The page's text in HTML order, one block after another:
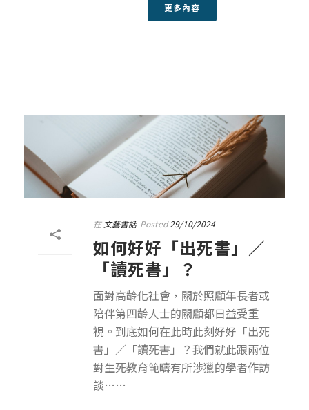
更多內容
在 文藝書話 Posted 29/10/2024
如何好好「出死書」／
「讀死書」？
面對高齡化社會，關於照顧年長者或
陪伴第四齡人士的關顧都日益受重
視。到底如何在此時此刻好好「出死
書」／「讀死書」？我們就此跟兩位
對生死教育範疇有所涉獵的學者作訪
談……